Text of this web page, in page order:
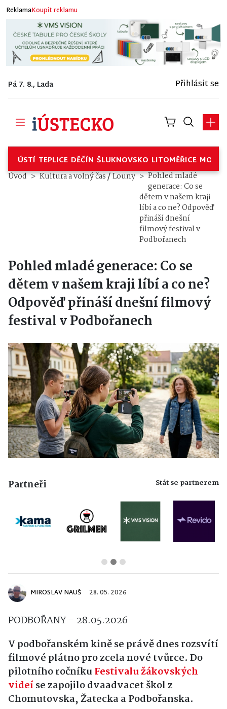
ReklamaKoupit reklamu
Pá 7. 8., Lada Přihlásit se
ÚSTÍ TEPLICE DĚČÍN ŠLUKNOVSKO LITOMĚŘICE
Úvod Kultura a volný čas/Louny
Pohled mladé
generace: Co se
dětem v našem kraji
líbí a co ne? Odpověď
přináší dnešní
filmový festival v
Podbořanech
Pohled mladé generace: Co se
dětem v našem kraji líbí a co ne?
Odpověď přináší dnešní filmový
festival v Podbořanech
Partneři Stát se partnerem
MIROSLAV NAUŠ 28. 05. 2026
PODBOŘANY - 28.05.2026
V podbořanském kině se právě dnes rozsvítí
filmové plátno pro zcela nové tvůrce. Do
pilotního ročníkuFestivalu žákovských
videíse zapojilo dvaadvacet škol z
Chomutovska, Žatecka a Podbořanska.